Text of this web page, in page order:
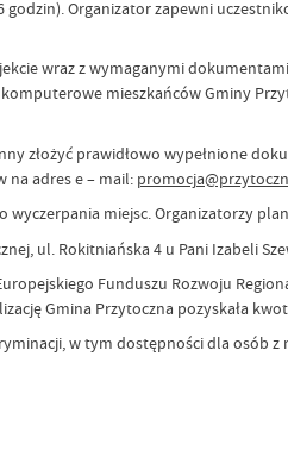
Organizator zapewni
wraz z wymaganymi
mieszkańców Gminy
złożyć prawidłowo wypełnione
na adres e – mail:
miejsc. Organizatorzy
ul. Rokitniańska 4 u Pani Izabeli
Funduszu Rozwoju
Gmina Przytoczna pozyskała
w tym dostępności dla osób